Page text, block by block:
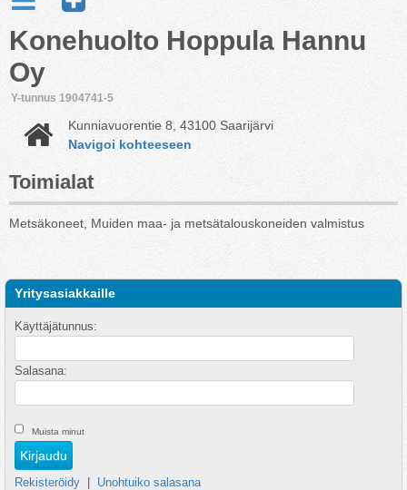
Konehuolto Hoppula Hannu
Oy
Y-tunnus 1904741-5
Kunniavuorentie 8, 43100 Saarijärvi
Navigoi kohteeseen
Toimialat
Metsäkoneet, Muiden maa- ja metsätalouskoneiden valmistus
Yritysasiakkaille
Käyttäjätunnus:
Salasana:
Muista minut
Rekisteröidy Unohtuiko salasana